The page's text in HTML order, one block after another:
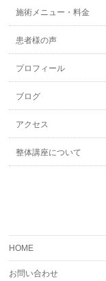
施術メニュー・料金
患者様の声
プロフィール
ブログ
アクセス
整体講座について
HOME
お問い合わせ